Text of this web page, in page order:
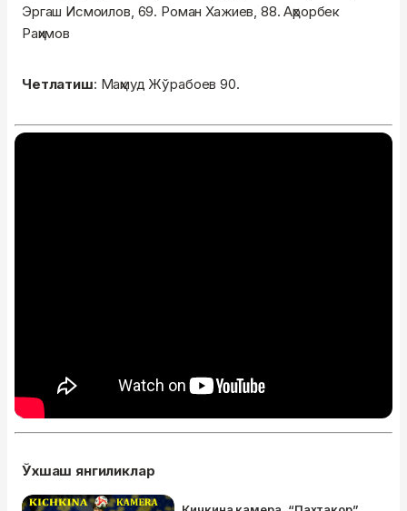
Эргаш Исмоилов, 69. Роман Хажиев, 88. Аҳрорбек
Раҳимов
Четлатиш: Маҳмуд Жўрабоев 90.
Ўхшаш янгиликлар